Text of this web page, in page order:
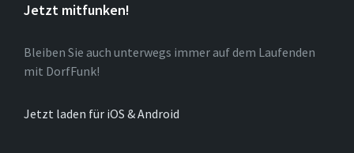
Jetzt mitfunken!
Bleiben Sie auch unterwegs immer auf dem Laufenden
mit DorfFunk!
Jetzt laden für iOS & Android